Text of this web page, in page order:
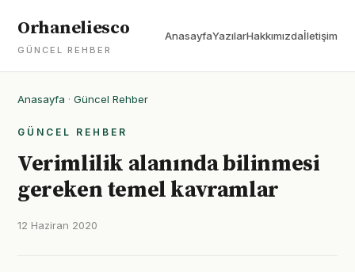
Orhaneliesco
GÜNCEL REHBER
AnasayfaYazılarHakkımızdaİletişim
Anasayfa · Güncel Rehber
GÜNCEL REHBER
Verimlilik alanında bilinmesi
gereken temel kavramlar
12 Haziran 2020